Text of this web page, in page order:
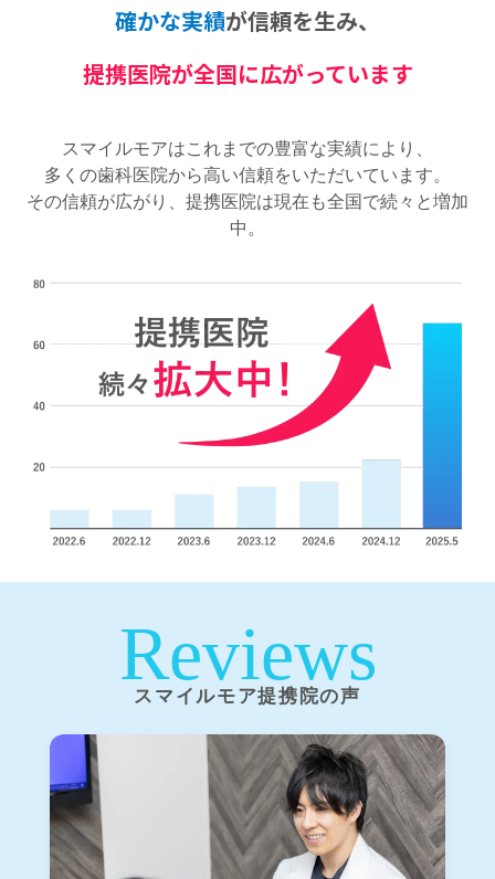
確かな実績が信頼を生み、
提携医院が全国に広がっています
スマイルモアはこれまでの豊富な実績により、
多くの歯科医院から高い信頼をいただいています。
その信頼が広がり、提携医院は現在も全国で続々と増加
中。
Reviews
スマイルモア提携院の声